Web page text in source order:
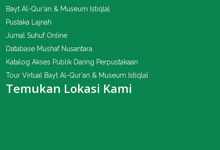
Bayt Al-Qur'an & Museum Istiqlal
Pustaka Lajnah
Jurnal Suhuf Online
Database Mushaf Nusantara
Katalog Akses Publik Daring Perpustakaan
Tour Virtual Bayt Al-Qur'an & Museum Istiqlal
Temukan Lokasi Kami